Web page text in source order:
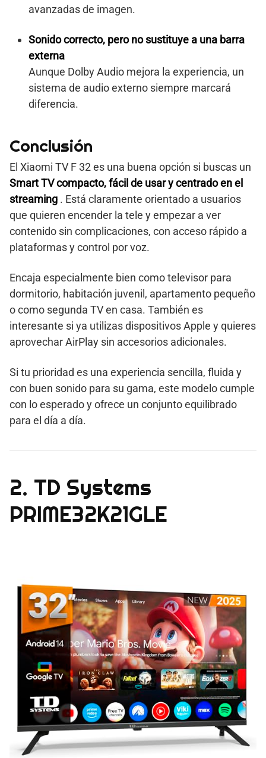
avanzadas de imagen.
Sonido correcto, pero no sustituye a una barra
externa
Aunque Dolby Audio mejora la experiencia, un
sistema de audio externo siempre marcará
diferencia.
Conclusión
El Xiaomi TV F 32 es una buena opción si buscas un
Smart TV compacto, fácil de usar y centrado en el
streaming . Está claramente orientado a usuarios
que quieren encender la tele y empezar a ver
contenido sin complicaciones, con acceso rápido a
plataformas y control por voz.
Encaja especialmente bien como televisor para
dormitorio, habitación juvenil, apartamento pequeño
o como segunda TV en casa. También es
interesante si ya utilizas dispositivos Apple y quieres
aprovechar AirPlay sin accesorios adicionales.
Si tu prioridad es una experiencia sencilla, fluida y
con buen sonido para su gama, este modelo cumple
con lo esperado y ofrece un conjunto equilibrado
para el día a día.
2. TD Systems
PRIME32K21GLE